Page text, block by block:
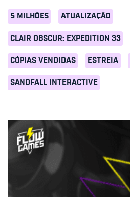
5 MILHÕES ATUALIZAÇÃO
CLAIR OBSCUR: EXPEDITION 33
CÓPIAS VENDIDAS ESTREIA
SANDFALL INTERACTIVE